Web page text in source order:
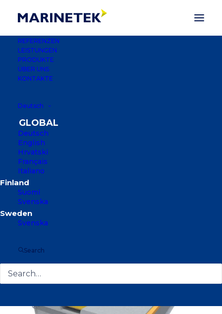
REFERENZEN
LEISTUNGEN
PRODUKTE
ÜBER UNS
KONTAKTE
Deutsch
Deutsch
English
Hrvatski
Français
Italiano
Suomi
Svenska
Svenska
Search
SUPER YACHT
Premium-Qualität, um die höchsten
Anforderungen von erstklassigen
Yachthäfen und kommerziellen
Nutzern zu erfüllen, wenn sie die
größten Yachten und kommerziellen
Schiffe bedienen.